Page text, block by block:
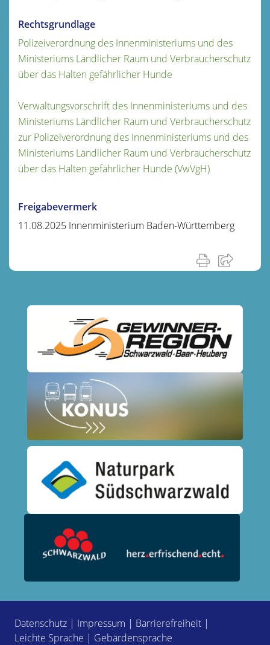
Rechtsgrundlage
Polizeiverordnung des Innenministeriums und des
Ministeriums Ländlicher Raum und Verbraucherschutz
über das Halten gefährlicher Hunde
Verwaltungsvorschrift des Innenministeriums und des
Ministeriums Ländlicher Raum und Verbraucherschutz
zur Polizeiverordnung des Innenministeriums und des
Ministeriums Ländlicher Raum und Verbraucherschutz
über das Halten gefährlicher Hunde (VwVgH)
Freigabevermerk
11.08.2025 Innenministerium Baden-Württemberg
Datenschutz | Impressum | Barrierefreiheit |
Leichte Sprache | Gebärdensprache